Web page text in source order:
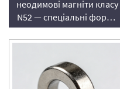
неодимові магніти класу
N52 — спеціальні форми
NdFeB для промислового
використання